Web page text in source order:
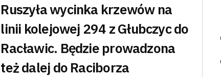
Ruszyła wycinka krzewów na
linii kolejowej 294 z Głubczyc do
Racławic. Będzie prowadzona
też dalej do Raciborza